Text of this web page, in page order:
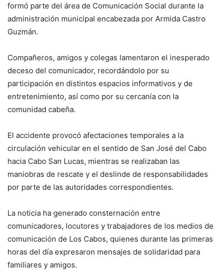
formó parte del área de Comunicación Social durante la
administración municipal encabezada por Armida Castro
Guzmán.
Compañeros, amigos y colegas lamentaron el inesperado
deceso del comunicador, recordándolo por su
participación en distintos espacios informativos y de
entretenimiento, así como por su cercanía con la
comunidad cabeña.
El accidente provocó afectaciones temporales a la
circulación vehicular en el sentido de San José del Cabo
hacia Cabo San Lucas, mientras se realizaban las
maniobras de rescate y el deslinde de responsabilidades
por parte de las autoridades correspondientes.
La noticia ha generado consternación entre
comunicadores, locutores y trabajadores de los medios de
comunicación de Los Cabos, quienes durante las primeras
horas del día expresaron mensajes de solidaridad para
familiares y amigos.